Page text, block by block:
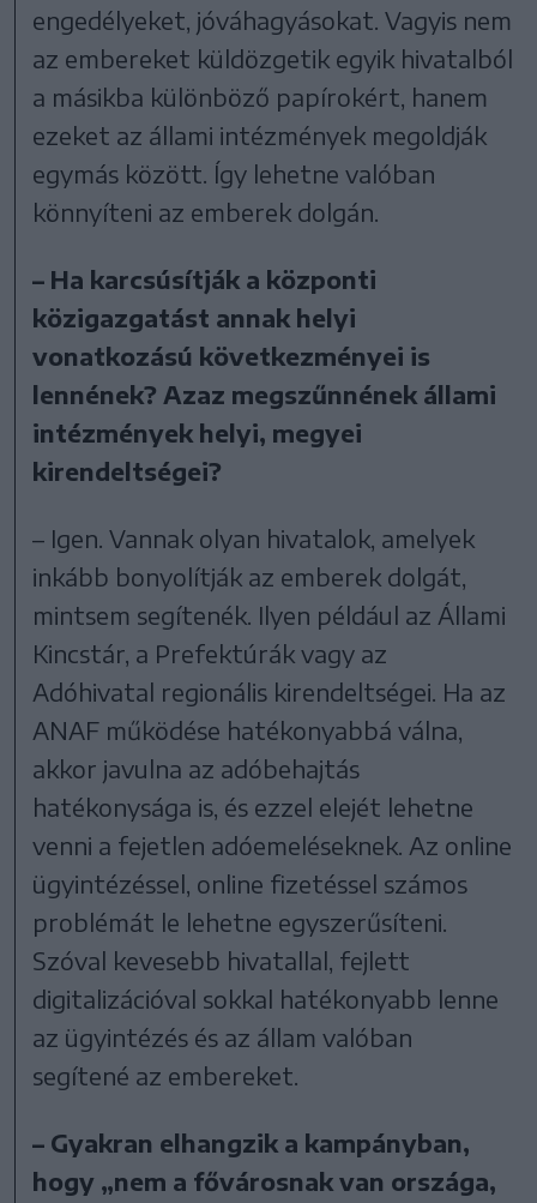
engedélyeket, jóváhagyásokat. Vagyis nem
az embereket küldözgetik egyik hivatalból
a másikba különböző papírokért, hanem
ezeket az állami intézmények megoldják
egymás között. Így lehetne valóban
könnyíteni az emberek dolgán.
– Ha karcsúsítják a központi
közigazgatást annak helyi
vonatkozású következményei is
lennének? Azaz megszűnnének állami
intézmények helyi, megyei
kirendeltségei?
– Igen. Vannak olyan hivatalok, amelyek
inkább bonyolítják az emberek dolgát,
mintsem segítenék. Ilyen például az Állami
Kincstár, a Prefektúrák vagy az
Adóhivatal regionális kirendeltségei. Ha az
ANAF működése hatékonyabbá válna,
akkor javulna az adóbehajtás
hatékonysága is, és ezzel elejét lehetne
venni a fejetlen adóemeléseknek. Az online
ügyintézéssel, online fizetéssel számos
problémát le lehetne egyszerűsíteni.
Szóval kevesebb hivatallal, fejlett
digitalizációval sokkal hatékonyabb lenne
az ügyintézés és az állam valóban
segítené az embereket.
– Gyakran elhangzik a kampányban,
hogy „nem a fővárosnak van országa,